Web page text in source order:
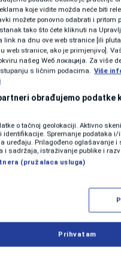
došao jednog dana,
na: "Kuc-
nešto, donio sam
"Ma, kakav hit...". Ja
dođe iz Sarajeva
u rukavu, došao je u
Odemo mi u
Bilo je tu ljudi,
Koliki sam pijanac
Kad, moj
se pjevačica i
koje vidite možda neće biti
možete ponovno odabrati i pritom
tako što ćete kliknuti na
link na dnu ove web stranice [ili
web stranice, ako je primjenjivo].
našeg Wеб локација. Za više
s ličnim podacima. Više
obrađujemo podatke
o tačnoj geolokaciji. Aktivno
identifikacije. Spremanje podataka
uređaju. Prilagođeno oglašavanje i
i sadržaja, istraživanje publike i
(pružalaca usluga)
Prihvatam